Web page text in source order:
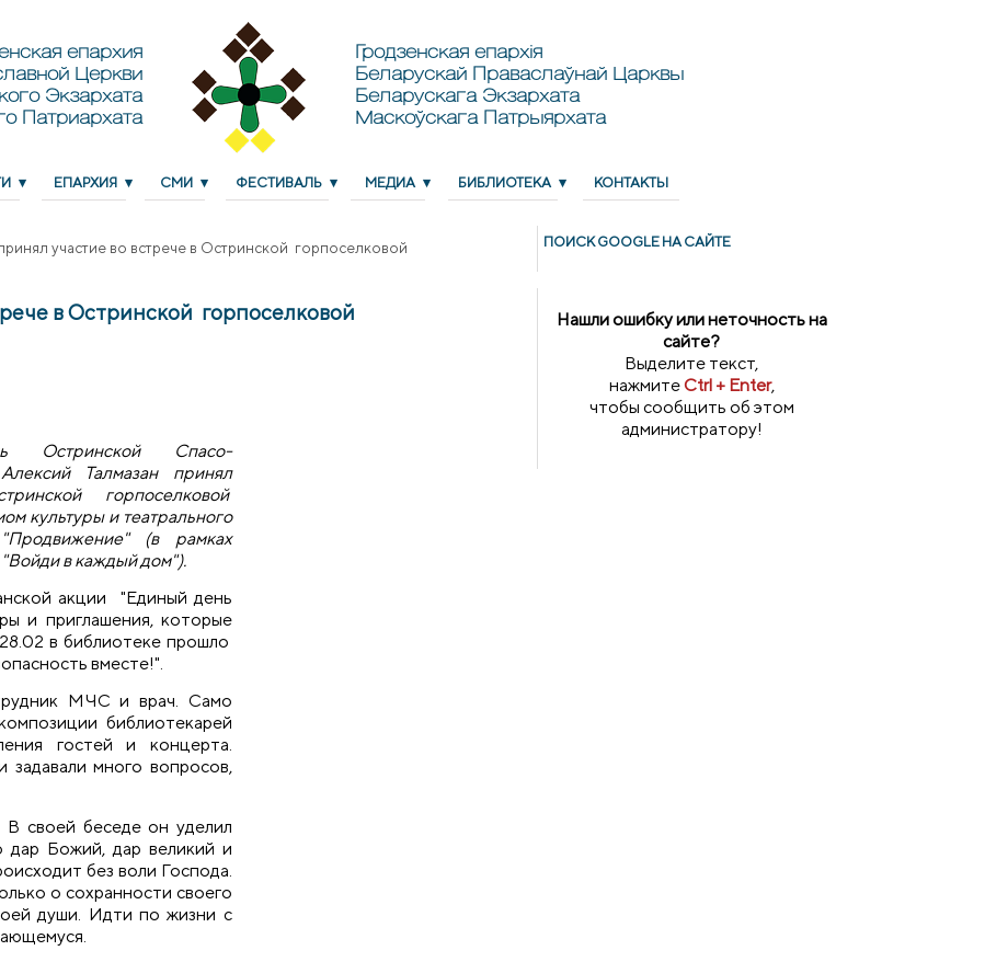
епархия
Церкви
Экзархата
Патриархата
Гродзенская епархія
Беларускай Праваслаўнай Царквы
Беларускага Экзархата
Маскоўскага Патрыярхата
ЕПАРХИЯ СМИ ФЕСТИВАЛЬ МЕДИА БИБЛИОТЕКА КОНТАКТЫ
участие во встрече в Остринской горпоселковой
в Остринской горпоселковой
Остринской Спасо-
Талмазан принял
горпоселковой
культуры и театрального
(в рамках
в каждый дом").
акции "Единый день
и приглашения, которые
в библиотеке прошло
вместе!".
МЧС и врач. Само
библиотекарей
гостей и концерта.
задавали много вопросов,
своей беседе он уделил
Божий, дар великий и
без воли Господа.
о сохранности своего
души. Идти по жизни с
ПОИСК GOОGLE НА САЙТЕ
Нашли ошибку или неточность на
сайте?
Выделите текст,
нажмитеCtrl + Enter,
чтобы сообщить об этом
администратору!